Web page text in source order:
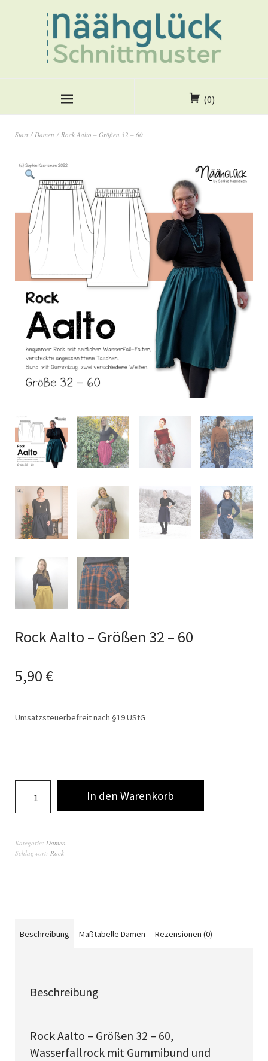
(0)
Start / Damen / Rock Aalto – Größen 32 – 60
Rock Aalto – Größen 32 – 60
5,90 €
Umsatzsteuerbefreit nach §19 UStG
In den Warenkorb
Kategorie: Damen
Schlagwort: Rock
Beschreibung Maßtabelle Damen Rezensionen (0)
Beschreibung
Rock Aalto – Größen 32 – 60,
Wasserfallrock mit Gummibund und